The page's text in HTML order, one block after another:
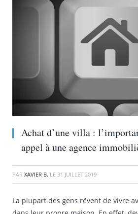
Achat d’une villa :
appel à une agence
PAR XAVIER B. LE 31 JUILLET 2019
La plupart des gens rêvent de vivre